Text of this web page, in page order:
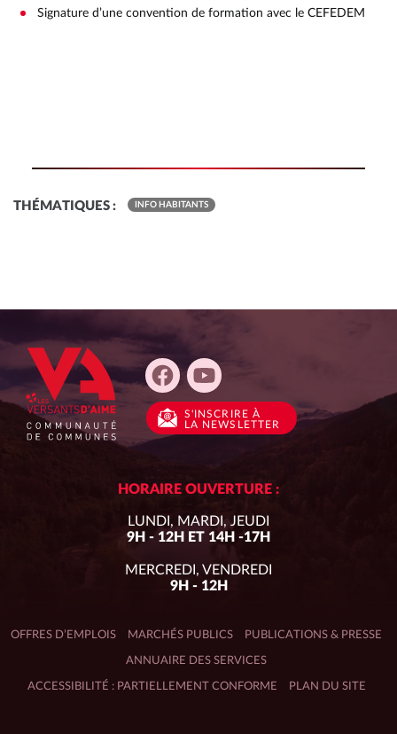
Signature d’une convention de formation avec le CEFEDEM
THÉMATIQUES : INFO HABITANTS
HORAIRE OUVERTURE :
LUNDI, MARDI, JEUDI
9H - 12H ET 14H -17H
MERCREDI, VENDREDI
9H - 12H
OFFRES D’EMPLOIS MARCHÉS PUBLICS PUBLICATIONS & PRESSE
ANNUAIRE DES SERVICES
ACCESSIBILITÉ : PARTIELLEMENT CONFORME PLAN DU SITE
S'INSCRIRE À
LA NEWSLETTER